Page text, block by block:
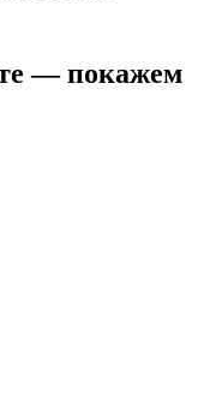
— покажем